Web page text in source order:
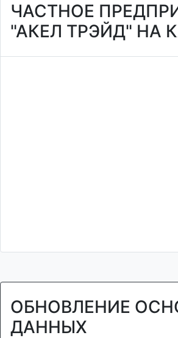
ЧАСТНОЕ
"АКЕЛ ТРЭЙД" НА
ОБНОВЛЕНИЕ
ДАННЫХ